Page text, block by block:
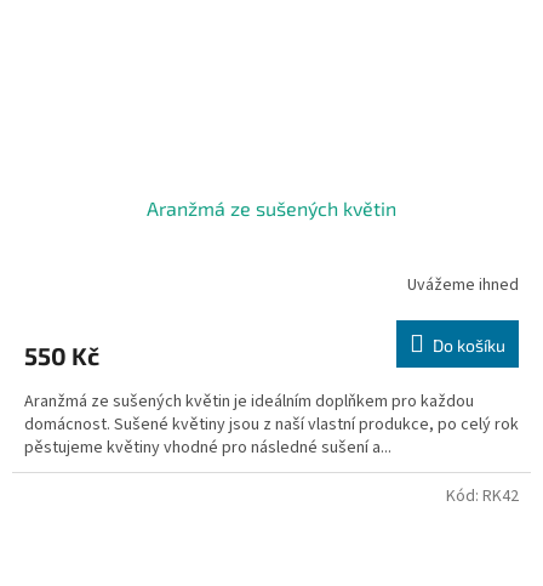
Aranžmá ze sušených květin
Uvážeme ihned
550 Kč Do košíku
Aranžmá ze sušených květin je ideálním doplňkem pro každou
domácnost. Sušené květiny jsou z naší vlastní produkce, po celý rok
pěstujeme květiny vhodné pro následné sušení a...
Kód: RK42